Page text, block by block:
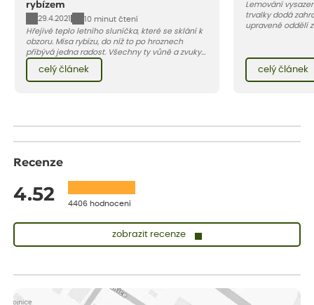
rybízem
29.4.2021
10 minut čtení
Hřejivé teplo letního sluníčka, které se sklání k
obzoru. Mísa rybízu, do níž to po hroznech
přibývá jedna radost. Všechny ty vůně a zvuky
červencové zahrady. Sklizeň rybízu do kuchyně
vnese neuvěřitelný klid a radost. A taky trochu
bezstarostnosti dětství při mlsání babiččina
celý článek
Lemování
trvalky dodá
upraveně oddělí
celý článek
Recenze
4.52 4406 hodnocení
zobrazit recenze
Měla jsem pouze 1objednavku a zatím jsem spokojená se